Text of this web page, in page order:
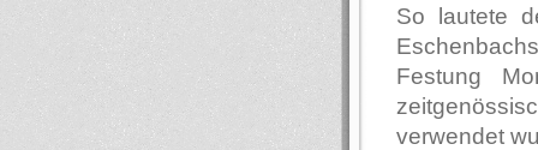
So lautete
Festung
verwendet